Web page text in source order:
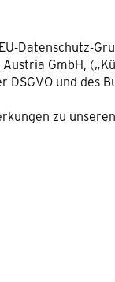
Datenschutz-
GmbH,
und des
zu unseren